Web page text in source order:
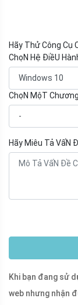
Hãy Thử Công Cụ
ChọN Hệ ĐiềU
ChọN MộT
Hãy Miêu Tả VấN
Khi bạn đang sử
web nhưng nhận